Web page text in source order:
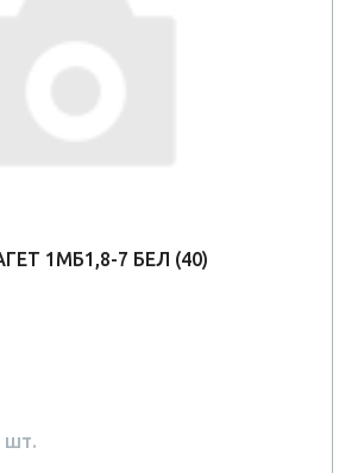
1МБ1,8-7 БЕЛ (40)
шт.